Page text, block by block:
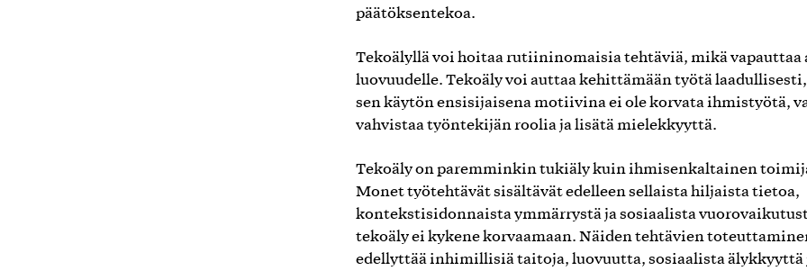
päätöksentekoa.
Tekoälyllä voi hoitaa rutiininomaisia tehtäviä, mikä vapauttaa
luovuudelle. Tekoäly voi auttaa kehittämään työtä
sen käytön ensisijaisena motiivina ei ole korvata ihmistyötä,
vahvistaa työntekijän roolia ja lisätä mielekkyyttä.
Tekoäly on paremminkin tukiäly kuin ihmisenkaltainen
Monet työtehtävät sisältävät edelleen sellaista hiljaista tietoa,
kontekstisidonnaista ymmärrystä ja sosiaalista
tekoäly ei kykene korvaamaan. Näiden tehtävien
edellyttää inhimillisiä taitoja, luovuutta, sosiaalista älykkyyttä